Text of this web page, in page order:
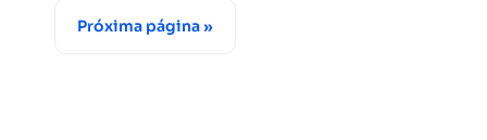
Próxima página »